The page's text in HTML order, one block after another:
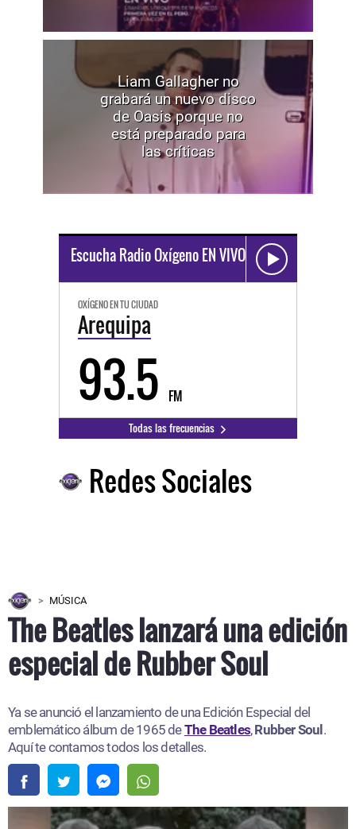
Liam Gallagher no
grabará un nuevo disco
de Oasis porque no
está preparado para
las críticas
Escucha Radio Oxígeno EN VIVO
OXÍGENO EN TU CIUDAD
Arequipa
93.5 FM
Todas las frecuencias
Redes Sociales
MÚSICA
The Beatles lanzará una edición
especial de Rubber Soul
Ya se anunció el lanzamiento de una Edición Especial del
emblemático álbum de 1965 deThe Beatles,Rubber Soul .
Aquí te contamos todos los detalles.